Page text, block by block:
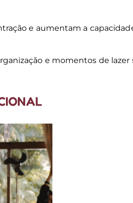
e aumentam a
e momentos de lazer